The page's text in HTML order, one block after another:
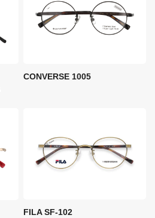
CONVERSE 1005
FILA SF-102